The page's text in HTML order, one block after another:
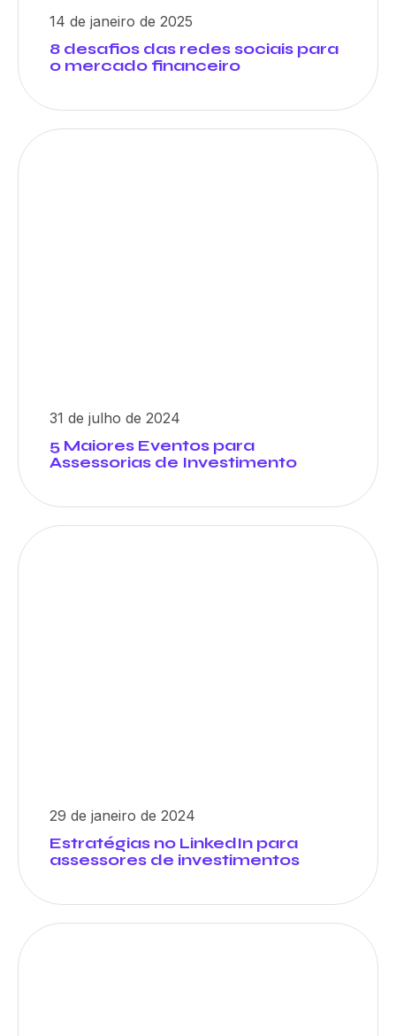
14 de janeiro de 2025
8 desafios das redes sociais para
o mercado financeiro
31 de julho de 2024
5 Maiores Eventos para
Assessorias de Investimento
29 de janeiro de 2024
Estratégias no LinkedIn para
assessores de investimentos